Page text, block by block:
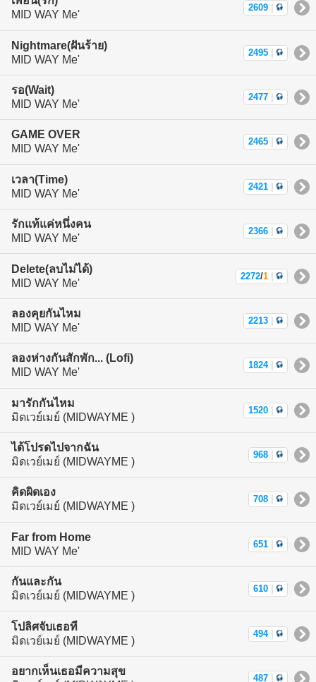
MID WAY Me'
2609
Nightmare(ฝันร้าย)
MID WAY Me'
2495
รอ(Wait)
MID WAY Me'
2477
GAME OVER
MID WAY Me'
2465
เวลา(Time)
MID WAY Me'
2421
รักแท้แค่หนึ่งคน
MID WAY Me'
2366
Delete(ลบไม่ได้)
MID WAY Me'
2272/1
ลองคุยกันไหม
MID WAY Me'
2213
ลองห่างกันสักพัก... (Lofi)
MID WAY Me'
1824
มารักกันไหม
มิดเวย์เมย์ (MIDWAYME )
1520
ได้โปรดไปจากฉัน
มิดเวย์เมย์ (MIDWAYME )
968
คิดผิดเอง
มิดเวย์เมย์ (MIDWAYME )
708
Far from Home
MID WAY Me'
651
กันและกัน
มิดเวย์เมย์ (MIDWAYME )
610
โปลิศจับเธอที
มิดเวย์เมย์ (MIDWAYME )
494
อยากเห็นเธอมีความสุข
487